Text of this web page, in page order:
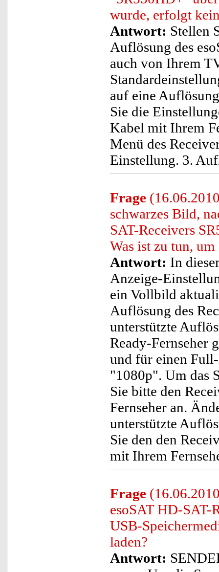
wurde, erfolgt
Antwort: Stellen
Auflösung des
auch von Ihrem
auf eine
Sie die
Kabel mit Ihrem
Menü des
Einstellung. 3.
Frage
schwarzes Bild,
SAT-Receivers
Was ist zu tun,
Antwort: In
Anzeige-
ein Vollbild
Auflösung des
unterstützte
Ready-Fernseher
und für einen
"1080p". Um das
Sie bitte den
Fernseher an.
unterstützte
Sie den den
mit Ihrem
Frage
esoSAT HD-SAT-
USB-
laden?
Antwort: